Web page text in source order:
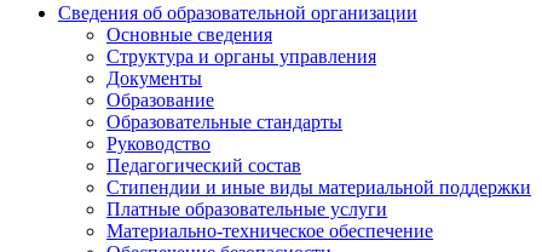
Сведения об образовательной организации
Основные сведения
Структура и органы управления
Документы
Образование
Образовательные стандарты
Руководство
Педагогический состав
Стипендии и иные виды материальной поддержки
Платные образовательные услуги
Материально-техническое обеспечение